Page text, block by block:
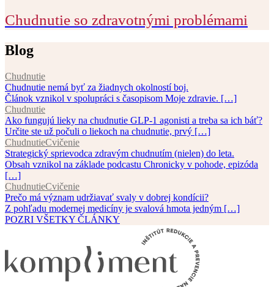
Chudnutie so zdravotnými problémami
Blog
Chudnutie
Chudnutie nemá byť za žiadnych okolností boj.
Článok vznikol v spolupráci s časopisom Moje zdravie. […]
Chudnutie
Ako fungujú lieky na chudnutie GLP-1 agonisti a treba sa ich báť?
Určite ste už počuli o liekoch na chudnutie, prvý […]
ChudnutieCvičenie
Strategický sprievodca zdravým chudnutím (nielen) do leta.
Obsah vznikol na základe podcastu Chronicky v pohode, epizóda
[…]
ChudnutieCvičenie
Prečo má význam udržiavať svaly v dobrej kondícii?
Z pohľadu modernej medicíny je svalová hmota jedným […]
POZRI VŠETKY ČLÁNKY